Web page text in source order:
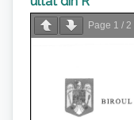
Page 1 /2